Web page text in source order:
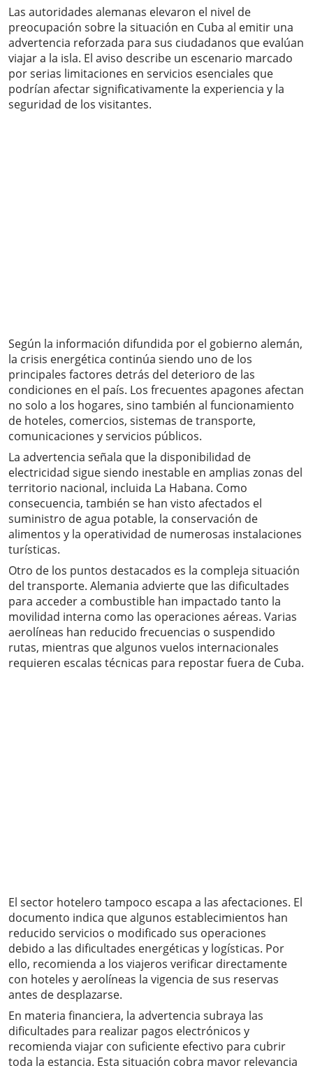
Las autoridades alemanas elevaron el nivel de
preocupación sobre la situación en Cuba al emitir una
advertencia reforzada para sus ciudadanos que evalúan
viajar a la isla. El aviso describe un escenario marcado
por serias limitaciones en servicios esenciales que
podrían afectar significativamente la experiencia y la
seguridad de los visitantes.
Según la información difundida por el gobierno alemán,
la crisis energética continúa siendo uno de los
principales factores detrás del deterioro de las
condiciones en el país. Los frecuentes apagones afectan
no solo a los hogares, sino también al funcionamiento
de hoteles, comercios, sistemas de transporte,
comunicaciones y servicios públicos.
La advertencia señala que la disponibilidad de
electricidad sigue siendo inestable en amplias zonas del
territorio nacional, incluida La Habana. Como
consecuencia, también se han visto afectados el
suministro de agua potable, la conservación de
alimentos y la operatividad de numerosas instalaciones
turísticas.
Otro de los puntos destacados es la compleja situación
del transporte. Alemania advierte que las dificultades
para acceder a combustible han impactado tanto la
movilidad interna como las operaciones aéreas. Varias
aerolíneas han reducido frecuencias o suspendido
rutas, mientras que algunos vuelos internacionales
requieren escalas técnicas para repostar fuera de Cuba.
El sector hotelero tampoco escapa a las afectaciones. El
documento indica que algunos establecimientos han
reducido servicios o modificado sus operaciones
debido a las dificultades energéticas y logísticas. Por
ello, recomienda a los viajeros verificar directamente
con hoteles y aerolíneas la vigencia de sus reservas
antes de desplazarse.
En materia financiera, la advertencia subraya las
dificultades para realizar pagos electrónicos y
recomienda viajar con suficiente efectivo para cubrir
toda la estancia. Esta situación cobra mayor relevancia